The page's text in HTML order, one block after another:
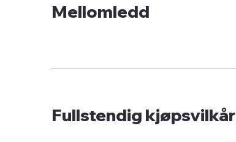
Mellomledd
Fullstendig kjøpsvilkår